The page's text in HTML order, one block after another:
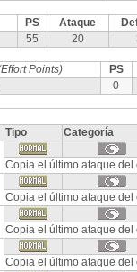
PS Ataque
55 20
Points)
PS
0
Tipo
Categoría
Copia el último ataque
Copia el último ataque
Copia el último ataque
Copia el último ataque